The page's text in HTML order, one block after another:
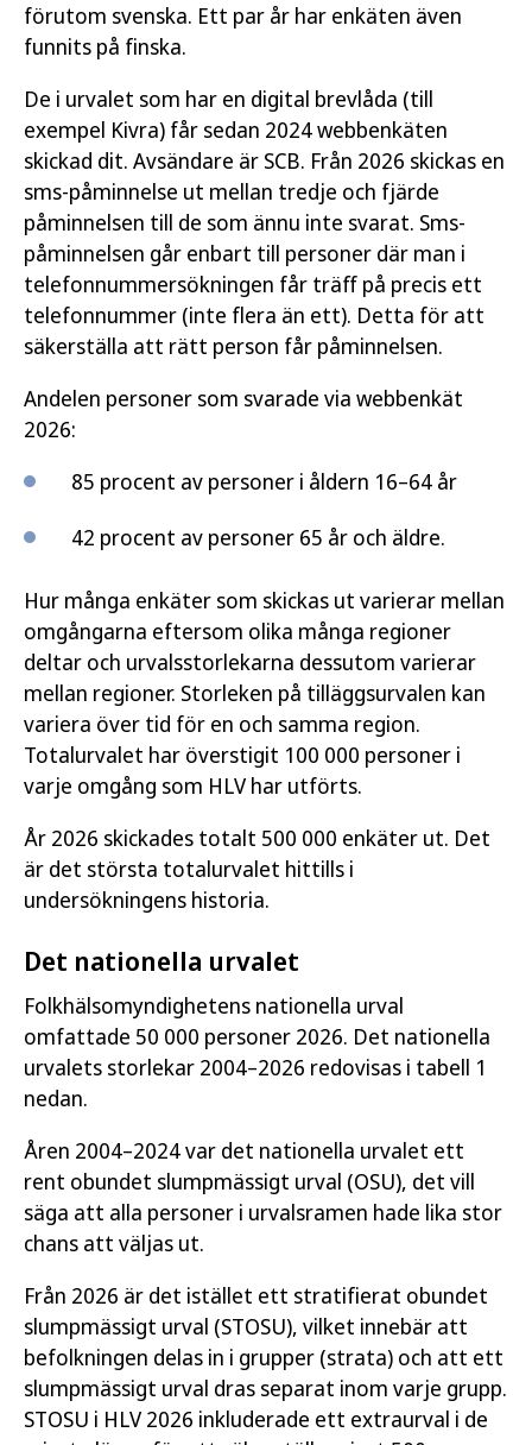
förutom svenska. Ett par år har enkäten även
funnits på finska.
De i urvalet som har en digital brevlåda (till
exempel Kivra) får sedan 2024 webbenkäten
skickad dit. Avsändare är SCB. Från 2026 skickas en
sms-påminnelse ut mellan tredje och fjärde
påminnelsen till de som ännu inte svarat. Sms-
påminnelsen går enbart till personer där man i
telefonnummersökningen får träff på precis ett
telefonnummer (inte flera än ett). Detta för att
säkerställa att rätt person får påminnelsen.
Andelen personer som svarade via webbenkät
2026:
85 procent av personer i åldern 16–64 år
42 procent av personer 65 år och äldre.
Hur många enkäter som skickas ut varierar mellan
omgångarna eftersom olika många regioner
deltar och urvalsstorlekarna dessutom varierar
mellan regioner. Storleken på tilläggsurvalen kan
variera över tid för en och samma region.
Totalurvalet har överstigit 100 000 personer i
varje omgång som HLV har utförts.
År 2026 skickades totalt 500 000 enkäter ut. Det
är det största totalurvalet hittills i
undersökningens historia.
Det nationella urvalet
Folkhälsomyndighetens nationella urval
omfattade 50 000 personer 2026. Det nationella
urvalets storlekar 2004–2026 redovisas i tabell 1
nedan.
Åren 2004–2024 var det nationella urvalet ett
rent obundet slumpmässigt urval (OSU), det vill
säga att alla personer i urvalsramen hade lika stor
chans att väljas ut.
Från 2026 är det istället ett stratifierat obundet
slumpmässigt urval (STOSU), vilket innebär att
befolkningen delas in i grupper (strata) och att ett
slumpmässigt urval dras separat inom varje grupp.
STOSU i HLV 2026 inkluderade ett extraurval i de